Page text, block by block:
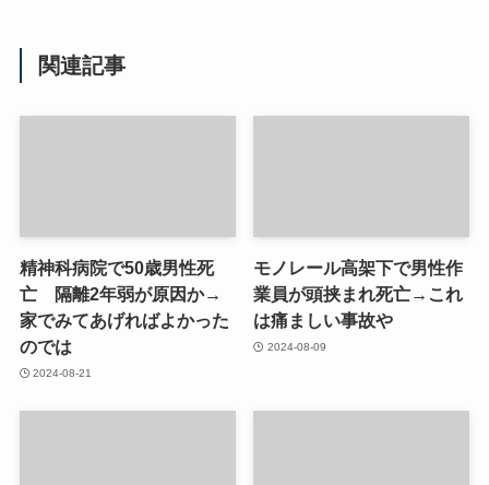
関連記事
精神科病院で50歳男性死
亡 隔離2年弱が原因か→
家でみてあげればよかった
のでは
2024-08-21
モノレール高架下で男性作
業員が頭挟まれ死亡→これ
は痛ましい事故や
2024-08-09